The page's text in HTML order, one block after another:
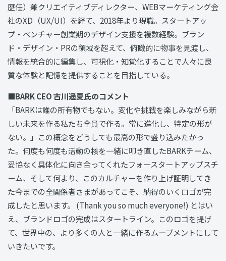
歴任）兼クリエイティブディレクター、WEBマーケティング会
社のXD（UX/UI）を経て、2018年より現職。スタートアッ
プ・ベンチャー創業期のデザイン支援を複数経験。ブラン
ド・デザイン・PRの領域を超えて、俯瞰的に物事を見渡し、
情報を統合的に編集し、可視化・知覚化することで人々に良
質な体験と記憶を提供することを目指している。
■BARK CEO 古川遥夏氏のコメント
「BARKは誰の所有物でもない。変化や挑戦を楽しみながら新
しい未来を作る私たち全員で作る。常に進化し、特定の形が
ない。」この概念をどうしても最高の形で盛り込みたかっ
た。何度も何度も活動の核を一緒に叩き直したBARKチーム、
妥協なく具体化に向き合ってくれたフォースタートアップスチ
ーム、そして何より、このカルチャーを作り上げ証明してき
た今までの全関係者さまがあってこそ、納得のいくロゴが完
成したと思います。 (Thank you so much everyone!) とはい
え、ブランドロゴの完成はスタートライン。このロゴを提げ
て、世界中の、より多くの人と一緒に作るムーブメントにして
いきたいです。